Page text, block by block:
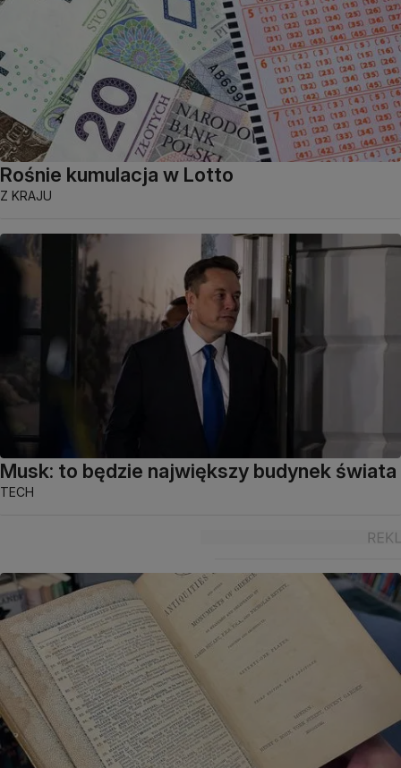
Rośnie kumulacja w Lotto
Z KRAJU
Musk: to będzie największy budynek świata
TECH